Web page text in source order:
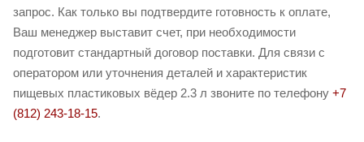
запрос. Как только вы подтвердите готовность к оплате,
Ваш менеджер выставит счет, при необходимости
подготовит стандартный договор поставки. Для связи с
оператором или уточнения деталей и характеристик
пищевых пластиковых вёдер 2.3 л звоните по телефону +7
(812) 243-18-15.